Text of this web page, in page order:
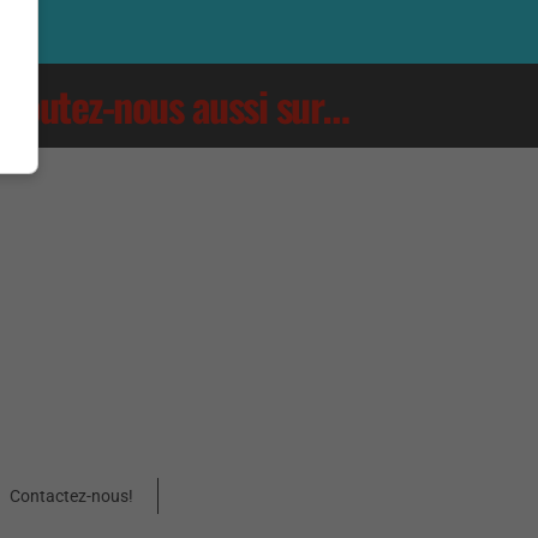
Écoutez-nous aussi sur…
Contactez-nous!